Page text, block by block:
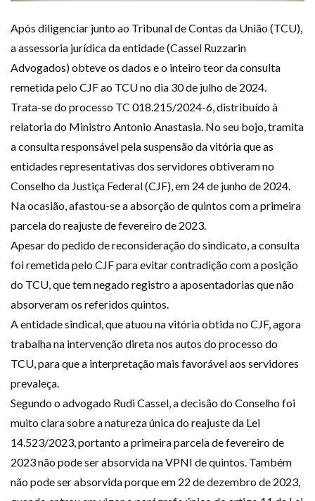
Após diligenciar junto ao Tribunal de Contas da União (TCU),
a assessoria jurídica da entidade (Cassel Ruzzarin
Advogados) obteve os dados e o inteiro teor da consulta
remetida pelo CJF ao TCU no dia 30 de julho de 2024.
Trata-se do processo TC 018.215/2024-6, distribuído à
relatoria do Ministro Antonio Anastasia. No seu bojo, tramita
a consulta responsável pela suspensão da vitória que as
entidades representativas dos servidores obtiveram no
Conselho da Justiça Federal (CJF), em 24 de junho de 2024.
Na ocasião, afastou-se a absorção de quintos com a primeira
parcela do reajuste de fevereiro de 2023.
Apesar do pedido de reconsideração do sindicato, a consulta
foi remetida pelo CJF para evitar contradição com a posição
do TCU, que tem negado registro a aposentadorias que não
absorveram os referidos quintos.
A entidade sindical, que atuou na vitória obtida no CJF, agora
trabalha na intervenção direta nos autos do processo do
TCU, para que a interpretação mais favorável aos servidores
prevaleça.
Segundo o advogado Rudi Cassel, a decisão do Conselho foi
muito clara sobre a natureza única do reajuste da Lei
14.523/2023, portanto a primeira parcela de fevereiro de
2023 não pode ser absorvida na VPNI de quintos. Também
não pode ser absorvida porque em 22 de dezembro de 2023,